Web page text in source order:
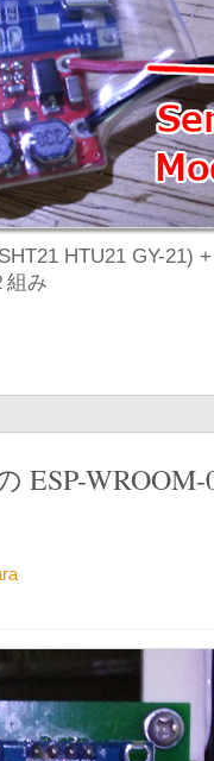
HTU21 GY-
組み
ESP-